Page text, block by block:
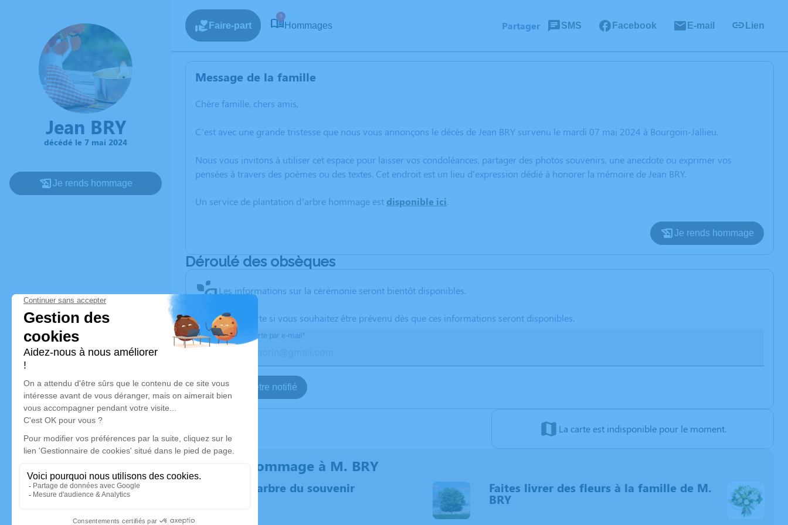
Jean BRY
décédé le 7 mai 2024
Je rends hommage
Faire-part
9
Hommages Partager SMS Facebook E-mail Lien
Message de la famille
Chère famille, chers amis,
C’est avec une grande tristesse que nous vous annonçons le décès de Jean BRY survenu le mardi 07 mai 2024 à Bourgoin-Jallieu.
Nous vous invitons à utiliser cet espace pour laisser vos condoléances, partager des photos souvenirs, une anecdote ou exprimer vos
pensées à travers des poèmes ou des textes. Cet endroit est un lieu d'expression dédié à honorer la mémoire de Jean BRY.
Un service de plantation d’arbre hommage est disponible ici.
Je rends hommage
Déroulé des obsèques
Les informations sur la cérémonie seront bientôt disponibles.
Activez une alerte si vous souhaitez être prévenu dès que ces informations seront disponibles.
Recevoir une alerte par e-mail*
Je veux être notifié
La carte est indisponible pour le moment.
Rendez hommage à M. BRY
Plantez un arbre du souvenir Faites livrer des fleurs à la famille de M.
BRY